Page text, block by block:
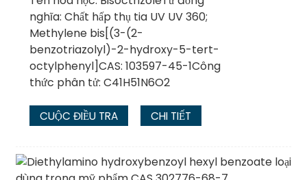
nghĩa: Chất hấp thụ tia UV UV 360;
Methylene bis[(3-(2-
benzotriazolyl)-2-hydroxy-5-tert-
octylphenyl]CAS: 103597-45-1Công
thức phân tử: C41H51N6O2
CUỘC ĐIỀU TRA CHI TIẾT